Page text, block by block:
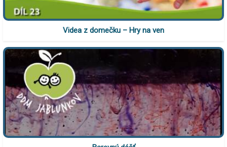
Videa z domečku – Hry na ven